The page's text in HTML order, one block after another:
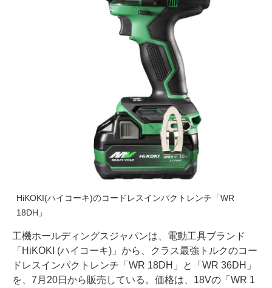
HiKOKI(ハイコーキ)のコードレスインパクトレンチ「WR
18DH」
工機ホールディングスジャパンは、電動工具ブランド
「HiKOKI (ハイコーキ)」から、クラス最強トルクのコー
ドレスインパクトレンチ「WR 18DH」と「WR 36DH」
を、7月20日から販売している。価格は、18Vの「WR 1